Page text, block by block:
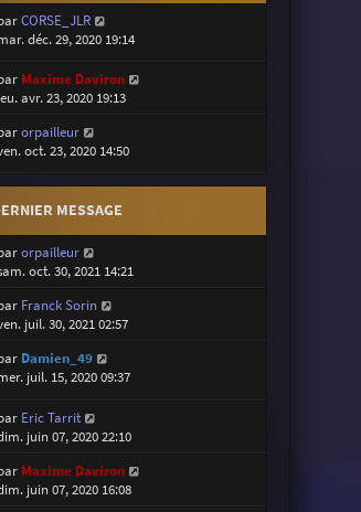
CORSE_JLR
déc. 29, 2020 19:14
Maxime Daviron
avr. 23, 2020 19:13
orpailleur
oct. 23, 2020 14:50
MESSAGE
orpailleur
oct. 30, 2021 14:21
Franck Sorin
juil. 30, 2021 02:57
Damien_49
juil. 15, 2020 09:37
Eric Tarrit
juin 07, 2020 22:10
Maxime Daviron
juin 07, 2020 16:08